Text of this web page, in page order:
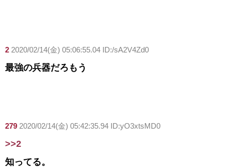
2 2020/02/14(金) 05:06:55.04 ID:/sA2V4Zd0
最強の兵器だろもう
279 2020/02/14(金) 05:42:35.94 ID:yO3xtsMD0
>>2
知ってる。